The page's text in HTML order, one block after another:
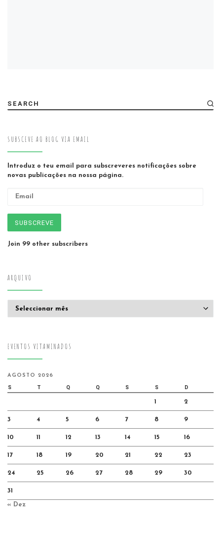
SEARCH
SUBSCEVE AO BLOG VIA EMAIL
Introduz o teu email para subscreveres notificações sobre
novas publicações na nossa página.
SUBSCREVE
Join 99 other subscribers
ARQUIVO
EVENTOS VITAMINADOS
AGOSTO 2026
S T Q Q S S D
1 2
3 4 5 6 7 8 9
10 11 12 13 14 15 16
17 18 19 20 21 22 23
24 25 26 27 28 29 30
31
« Dez